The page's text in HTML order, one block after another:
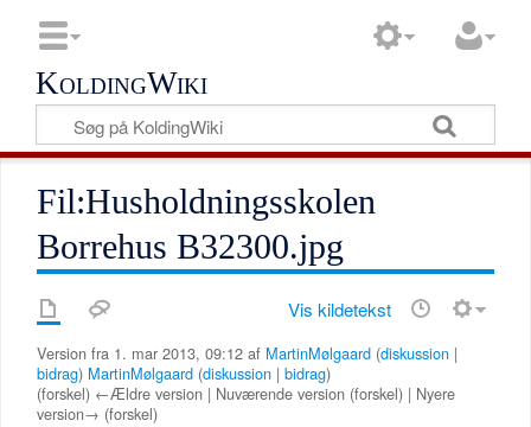
KoldingWiki
Fil:Husholdningsskolen
Borrehus B32300.jpg
Vis kildetekst
Version fra 1. mar 2013, 09:12 af MartinMølgaard (diskussion |
bidrag) MartinMølgaard (diskussion |bidrag)
(forskel) ←Ældre version | Nuværende version (forskel) | Nyere
version→ (forskel)